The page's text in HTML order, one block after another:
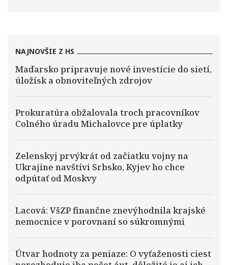
NAJNOVŠIE Z HS
Maďarsko pripravuje nové investície do sietí,
úložísk a obnoviteľných zdrojov
Prokuratúra obžalovala troch pracovníkov
Colného úradu Michalovce pre úplatky
Zelenskyj prvýkrát od začiatku vojny na
Ukrajine navštívi Srbsko, Kyjev ho chce
odpútať od Moskvy
Lacová: VšZP finančne znevýhodnila krajské
nemocnice v porovnaní so súkromnými
Útvar hodnoty za peniaze: O vyťaženosti ciest